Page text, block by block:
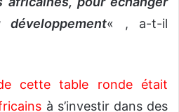
« , a-t-il
cette table ronde était
à s’investir dans des